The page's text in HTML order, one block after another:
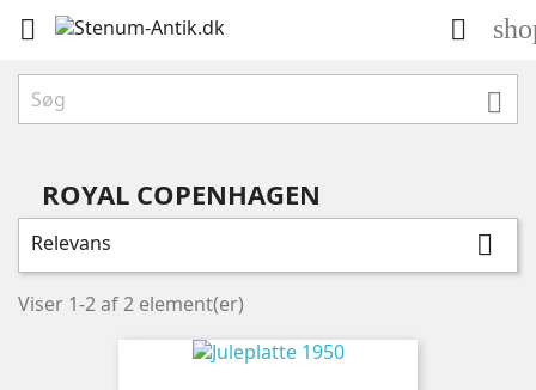
 

ROYAL COPENHAGEN
Relevans 
Viser 1-2 af 2 element(er)